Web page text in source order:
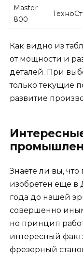
Master-
800
Как видно из
от мощности и
деталей. При
только текущие
развитие
Знаете ли вы,
изобретен еще в
года до нашей
совершенно
но принцип
интересный
фрезерный